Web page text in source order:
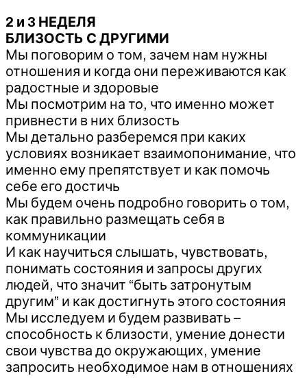
2 и 3 НЕДЕЛЯ
БЛИЗОСТЬ С ДРУГИМИ
Мы поговорим о том, зачем нам нужны
отношения и когда они переживаются как
радостные и здоровые
Мы посмотрим на то, что именно может
привнести в них близость
Мы детально разберемся при каких
условиях возникает взаимопонимание, что
именно ему препятствует и как помочь
себе его достичь
Мы будем очень подробно говорить о том,
как правильно размещать себя в
коммуникации
И как научиться слышать, чувствовать,
понимать состояния и запросы других
людей, что значит “быть затронутым
другим” и как достигнуть этого состояния
Мы исследуем и будем развивать –
способность к близости, умение донести
свои чувства до окружающих, умение
запросить необходимое нам в отношениях